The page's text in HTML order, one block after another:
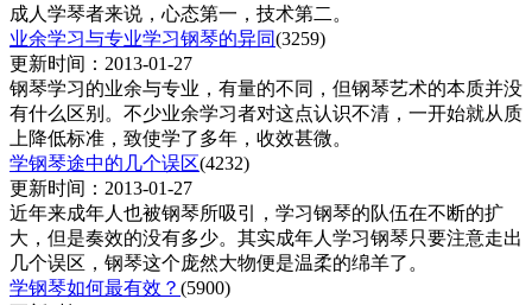
成人学琴者来说，心态第一，技术第二。
业余学习与专业学习钢琴的异同(3259)
更新时间：2013-01-27
钢琴学习的业余与专业，有量的不同，但钢琴艺术的本质并没
有什么区别。不少业余学习者对这点认识不清，一开始就从质
上降低标准，致使学了多年，收效甚微。
学钢琴途中的几个误区(4232)
更新时间：2013-01-27
近年来成年人也被钢琴所吸引，学习钢琴的队伍在不断的扩
大，但是奏效的没有多少。其实成年人学习钢琴只要注意走出
几个误区，钢琴这个庞然大物便是温柔的绵羊了。
学钢琴如何最有效？ (5900)